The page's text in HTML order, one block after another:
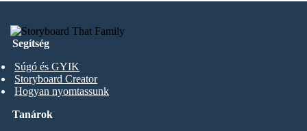
Segítség
Súgó és GYIK
Storyboard Creator
Hogyan nyomtassunk
Tanárok